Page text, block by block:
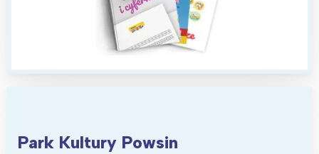
Park Kultury Powsin